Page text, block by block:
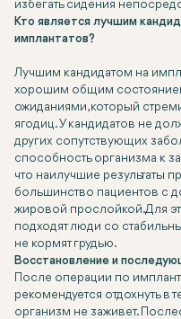
избегать сидения
Кто является лучшим
имплантатов?
Лучшим кандидатом на
хорошим общим
ожиданиями, который
ягодиц. У кандидатов не
других сопутствующих
способность организма к
что наилучшие результаты
большинство пациентов с
жировой прослойкой. Для
подходят люди со
не кормят грудью.
Восстановление и
После операции по
рекомендуется отдохнуть в
организм не заживет.